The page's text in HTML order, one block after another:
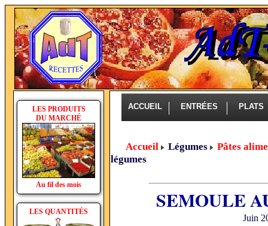
LES PRODUITS
DU MARCHÉ
Au fil des mois
LES QUANTITÉS
ACCUEIL ENTRÉES PLATS
Accueil Légumes
Pâtes
légumes
SEMOULE
Juin